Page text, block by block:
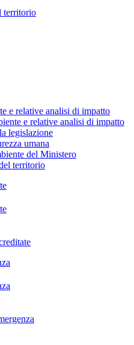
territorio
e relative analisi di impatto
e relative analisi di impatto
legislazione
umana
del Ministero
territorio